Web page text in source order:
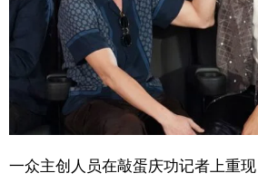
一众主创人员在敲蛋庆功记者上重现